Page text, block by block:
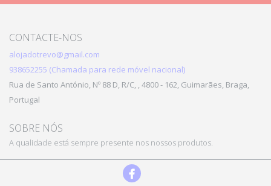
CONTACTE-NOS
alojadotrevo@gmail.com
938652255 (Chamada para rede móvel nacional)
Rua de Santo António, Nº 88 D, R/C, , 4800 - 162, Guimarães, Braga,
Portugal
SOBRE NÓS
A qualidade está sempre presente nos nossos produtos.